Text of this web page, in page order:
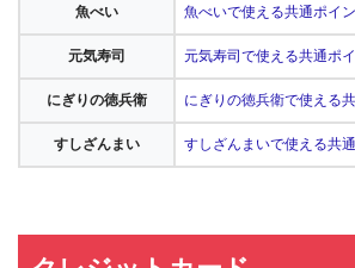
魚べい 魚べいで使える共通ポイ
元気寿司 元気寿司で使える共通ポ
にぎりの徳兵衛 にぎりの徳兵衛で使える
すしざんまい すしざんまいで使える共